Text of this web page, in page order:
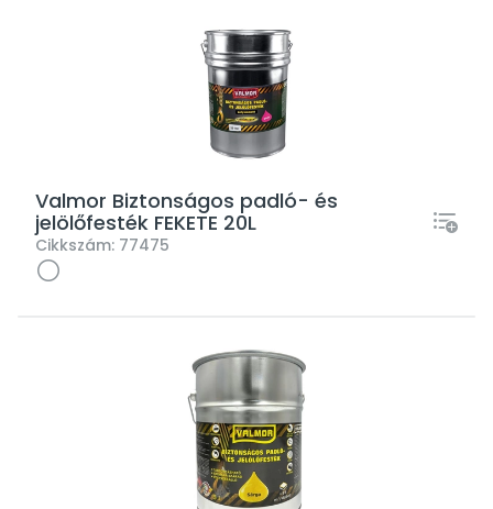
Valmor Biztonságos padló- és
jelölőfesték FEKETE 20L
Cikkszám: 77475